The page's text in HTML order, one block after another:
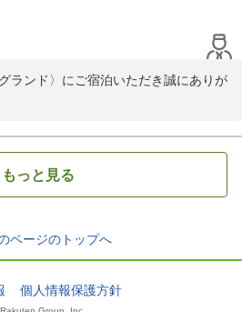
のリニューアルオープンに向けて、
る癒やしの空間を目指して工事を進め
の際こそは万全の準備でお迎えし、自
。
応も親切丁寧でとてもありがたいです
ランド〉にご宿泊いただき誠にありが
対して高い評価をいただけたこと、大
葉をいただきありがとうございます。
より良いサービスを提供シてまいりま
ございます、お客様のまたのご利用を
もっと見る
ページのトップへ
個人情報保護方針